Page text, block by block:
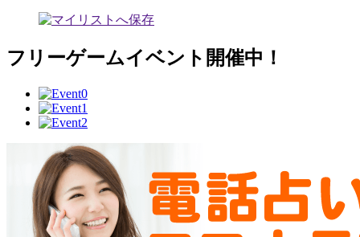
フリーゲームイベント開催中！